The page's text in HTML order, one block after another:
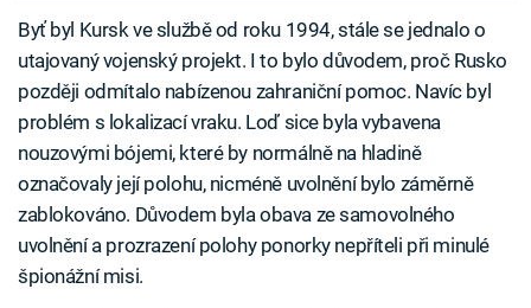
Byť byl Kursk ve službě od roku 1994, stále se jednalo o
utajovaný vojenský projekt. I to bylo důvodem, proč Rusko
později odmítalo nabízenou zahraniční pomoc. Navíc byl
problém s lokalizací vraku. Loď sice byla vybavena
nouzovými bójemi, které by normálně na hladině
označovaly její polohu, nicméně uvolnění bylo záměrně
zablokováno. Důvodem byla obava ze samovolného
uvolnění a prozrazení polohy ponorky nepříteli při minulé
špionážní misi.